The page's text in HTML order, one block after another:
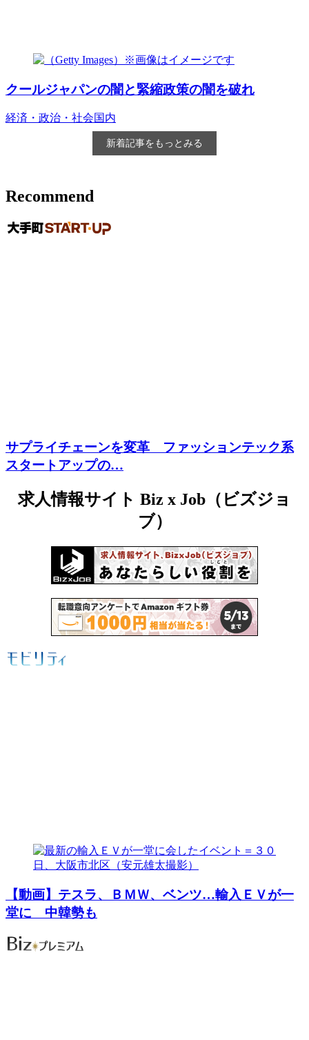
クールジャパンの闇と緊縮政策の闇を破れ
経済・政治・社会国内
新着記事をもっとみる
Recommend
サプライチェーンを変革 ファッションテック系
スタートアップの…
求人情報サイト Biz x Job（ビズジョ
ブ）
【動画】テスラ、ＢＭＷ、ベンツ…輸入ＥＶが一
堂に 中韓勢も